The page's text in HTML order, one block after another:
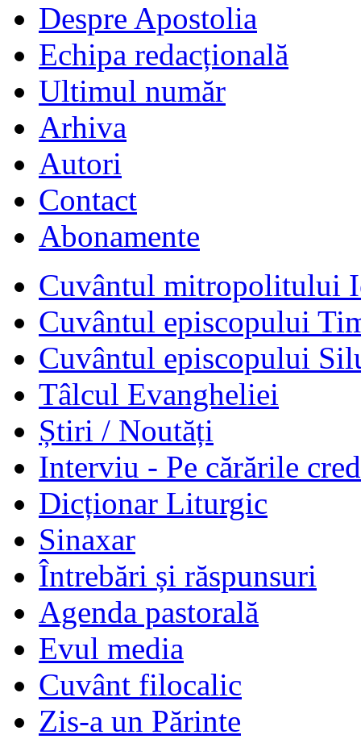
Despre Apostolia
Echipa redacțională
Ultimul număr
Arhiva
Autori
Contact
Abonamente
Cuvântul mitropolitului
Cuvântul episcopului
Cuvântul episcopului
Tâlcul Evangheliei
Știri / Noutăți
Interviu - Pe cărările
Dicționar Liturgic
Sinaxar
Întrebări și răspunsuri
Agenda pastorală
Evul media
Cuvânt filocalic
Zis-a un Părinte